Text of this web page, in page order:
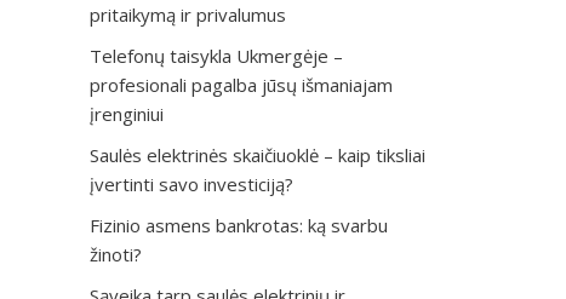
pritaikymą ir privalumus
Telefonų taisykla Ukmergėje –
profesionali pagalba jūsų išmaniajam
įrenginiui
Saulės elektrinės skaičiuoklė – kaip tiksliai
įvertinti savo investiciją?
Fizinio asmens bankrotas: ką svarbu
žinoti?